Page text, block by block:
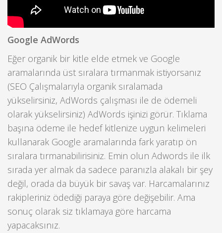
Google AdWords
Eğer organik bir kitle elde etmek ve Google
aramalarında üst sıralara tırmanmak istiyorsanız
(SEO Çalışmalarıyla organik sıralamada
yükselirsiniz, AdWords çalışması ile de ödemeli
olarak yükselirsiniz) AdWords işinizi görür. Tıklama
başına ödeme ile hedef kitlenize uygun kelimeleri
kullanarak Google aramalarında fark yaratıp ön
sıralara tırmanabilirisiniz. Emin olun Adwords ile ilk
sırada yer almak da sadece paranızla alakalı bir şey
değil, orada da büyük bir savaş var. Harcamalarınız
rakipleriniz ödediği paraya göre değişebilir. Ama
sonuç olarak siz tıklamaya göre harcama
yapacaksınız.